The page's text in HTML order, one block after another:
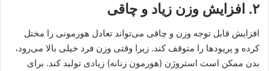
۲. افزایش وزن زیاد و چاقی
افزایش قابل توجه وزن و چاقی می‌تواند تعادل هورمونی را مختل
کرده و پریودها را متوقف کند. زیرا وقتی وزن فرد خیلی بالا می‌رود،
بدن ممکن است استروژن (هورمون زنانه) زیادی تولید کند. برای